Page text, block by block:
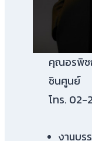
คุณอรพิ
ชินศูนย์
โทร. 02-
งานบร